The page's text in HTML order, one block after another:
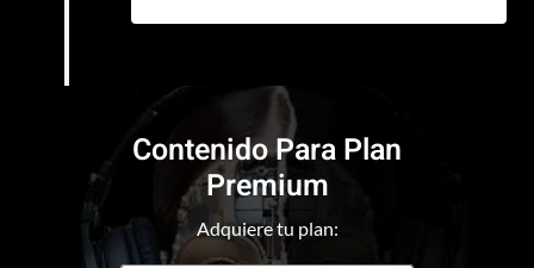
Contenido Para Plan
Premium
Adquiere tu plan: